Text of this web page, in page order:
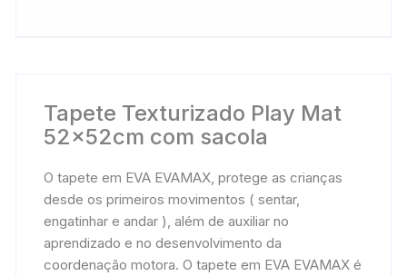
Tapete Texturizado Play Mat
52x52cm com sacola
O tapete em EVA EVAMAX, protege as crianças
desde os primeiros movimentos ( sentar,
engatinhar e andar ), além de auxiliar no
aprendizado e no desenvolvimento da
coordenação motora. O tapete em EVA EVAMAX é